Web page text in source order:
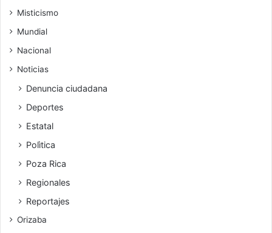
Misticismo
Mundial
Nacional
Noticias
Denuncia ciudadana
Deportes
Estatal
Polìtica
Poza Rica
Regionales
Reportajes
Orizaba